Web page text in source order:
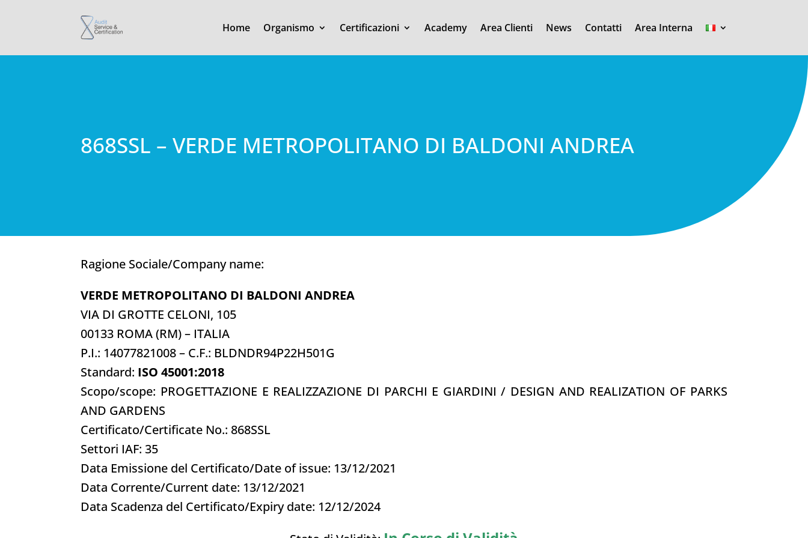
Home Organismo Certificazioni Academy Area Clienti News Contatti Area Interna
868SSL – VERDE METROPOLITANO DI BALDONI ANDREA
Ragione Sociale/Company name:
VERDE METROPOLITANO DI BALDONI ANDREA
VIA DI GROTTE CELONI, 105
00133 ROMA (RM) – ITALIA
P.I.: 14077821008 – C.F.: BLDNDR94P22H501G
Standard: ISO 45001:2018
Scopo/scope: PROGETTAZIONE E REALIZZAZIONE DI PARCHI E GIARDINI / DESIGN AND REALIZATION OF PARKS
AND GARDENS
Certificato/Certificate No.: 868SSL
Settori IAF: 35
Data Emissione del Certificato/Date of issue: 13/12/2021
Data Corrente/Current date: 13/12/2021
Data Scadenza del Certificato/Expiry date: 12/12/2024